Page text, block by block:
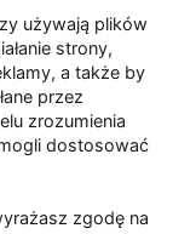
na "kwadracie"
w Gorzowie.
ściany spalonej
używają plików
strony,
a także by
przez
zrozumienia
dostosować
zgodę na